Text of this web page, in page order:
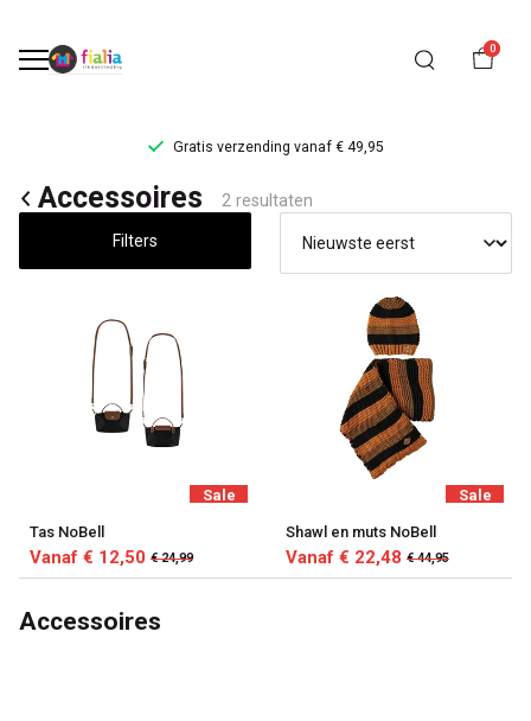
0
Gratis verzending vanaf € 49,95
Accessoires
Kinderkleding
Accessoires 2 resultaten
Filters
Sale
Tas NoBell
Vanaf € 12,50 € 24,99
Sale
Shawl en muts NoBell
Vanaf € 22,48 € 44,95
Accessoires